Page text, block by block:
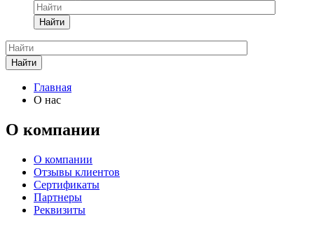
Найти
Найти
Главная
О нас
О компании
О компании
Отзывы клиентов
Сертификаты
Партнеры
Реквизиты